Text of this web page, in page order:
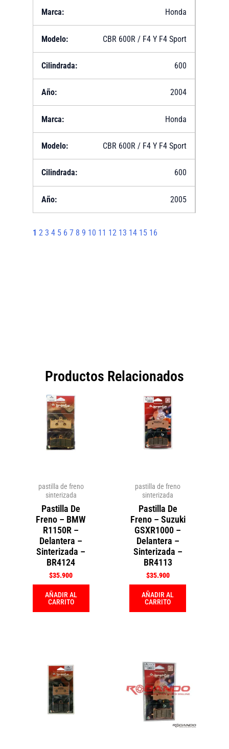
Honda
CBR 600R / F4 Y F4 Sport
600
2004
Honda
CBR 600R / F4 Y F4 Sport
600
2005
1 2 3 4 5 6 7 8 9 10 11 12 13 14 15 16
Productos Relacionados
pastilla de freno
sinterizada
Pastilla De
Freno – BMW
R1150R –
Delantera –
Sinterizada –
BR4124
$35.900
AÑADIR AL
CARRITO
pastilla de freno
sinterizada
Pastilla De
Freno – Suzuki
GSXR1000 –
Delantera –
Sinterizada –
BR4113
$35.900
AÑADIR AL
CARRITO